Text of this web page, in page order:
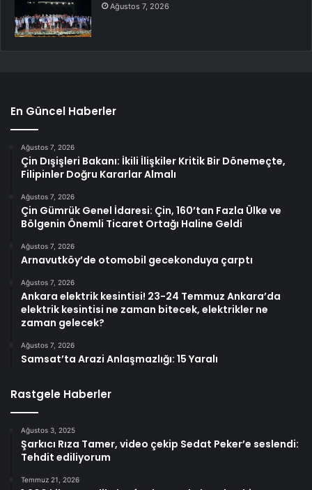
Ağustos 7, 2026
En Güncel Haberler
Ağustos 7, 2026
Çin Dışişleri Bakanı: İkili İlişkiler Kritik Bir Dönemeçte,
Filipinler Doğru Kararlar Almalı
Ağustos 7, 2026
Çin Gümrük Genel İdaresi: Çin, 160’tan Fazla Ülke ve
Bölgenin Önemli Ticaret Ortağı Haline Geldi
Ağustos 7, 2026
Arnavutköy’de otomobil gecekonduya çarptı
Ağustos 7, 2026
Ankara elektrik kesintisi! 23-24 Temmuz Ankara’da
elektrik kesintisi ne zaman bitecek, elektrikler ne
zaman gelecek?
Ağustos 7, 2026
Samsat’ta Arazi Anlaşmazlığı: 15 Yaralı
Rastgele Haberler
Ağustos 3, 2025
Şarkıcı Rıza Tamer, video çekip Sedat Peker’e seslendi:
Tehdit ediliyorum
Temmuz 21, 2026